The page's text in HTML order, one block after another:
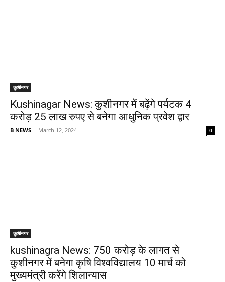
कुशीनगर
Kushinagar News: कुशीनगर में बढ़ेंगे पर्यटक 4
करोड़ 25 लाख रुपए से बनेगा आधुनिक प्रवेश द्वार
B NEWS - March 12, 2024 0
कुशीनगर
kushinagra News: 750 करोड़ के लागत से
कुशीनगर में बनेगा कृषि विश्वविद्यालय 10 मार्च को
मुख्यमंत्री करेंगे शिलान्यास